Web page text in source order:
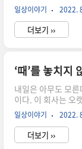
에 선비가 생전 처
다. 선비는 흙으로
오자 집에 와서 머
가 아무리 흙으로
막았습니까?” 하고
이에 머슴이 흙 한
새지 않았다. 머슴
일상이야기 2022.
더보기 ››
‘때’를 놓치지
내일은 아무도 모
이다. 이 회사는 오
하면서 종업원의 훈
개발에 계속해서 엄
많은 수익을 얻었고
나 1990년대 들어
일상이야기 2022.
더보기 ››